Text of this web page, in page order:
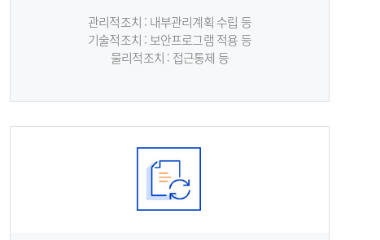
관리적조치 : 내부관리계획 수립 등
기술적조치 : 보안프로그램 적용 등
물리적조치 : 접근통제 등